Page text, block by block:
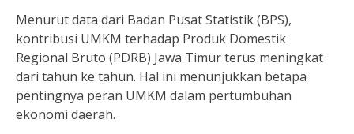
Menurut data dari Badan Pusat Statistik (BPS),
kontribusi UMKM terhadap Produk Domestik
Regional Bruto (PDRB) Jawa Timur terus meningkat
dari tahun ke tahun. Hal ini menunjukkan betapa
pentingnya peran UMKM dalam pertumbuhan
ekonomi daerah.